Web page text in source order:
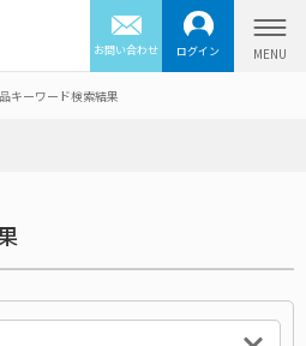
お問い合わせ ログイン
キーワード検索結果